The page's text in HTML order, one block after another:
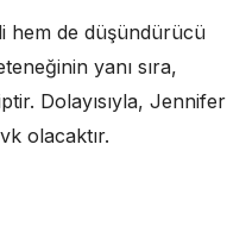
hem de düşündürücü
yanı sıra,
Dolayısıyla, Jennifer
olacaktır.